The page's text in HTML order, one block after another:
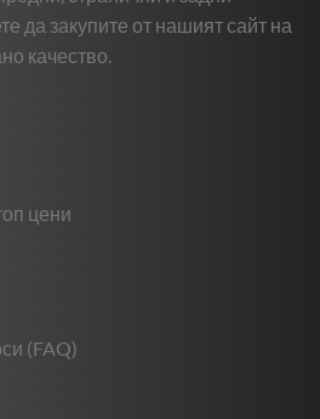
да закупите от нашият сайт на
качество.
цени
(FAQ)